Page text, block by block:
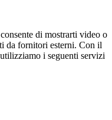
di mostrarti video o
da fornitori esterni. Con il
i seguenti servizi